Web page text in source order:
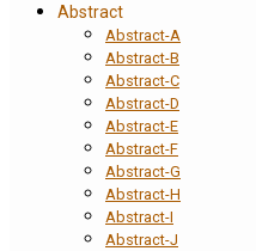
Abstract
Abstract-A
Abstract-B
Abstract-C
Abstract-D
Abstract-E
Abstract-F
Abstract-G
Abstract-H
Abstract-I
Abstract-J